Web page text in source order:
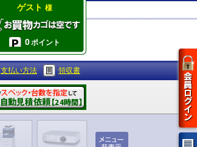
ゲスト 様
0ポイント
支払い方法 領収書